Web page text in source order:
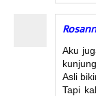
Aku
Asli
Tapi